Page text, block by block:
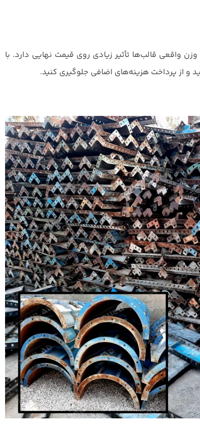
واقعی قالب‌ها تأثیر زیادی روی قیمت نهایی دارد. با
و از پرداخت هزینه‌های اضافی جلوگیری کنید.